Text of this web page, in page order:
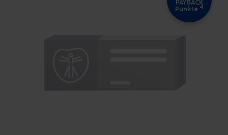
PAYBACK
Punkte 4